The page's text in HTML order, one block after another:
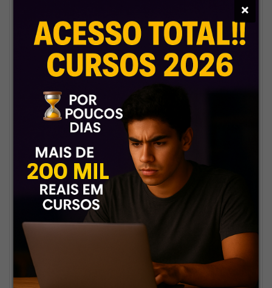
💬Equipe que fala a sua língua
Sabe aquele suporte frio,
automático? Esquece. Aqui tem
gente de verdade cuidando do
seu sucesso.
🚀Custo acessível com
qualidade premium
A gente prova que estudar com
material top não precisa pesar
no bolso. E com um atendimento
que vale por dois.
×